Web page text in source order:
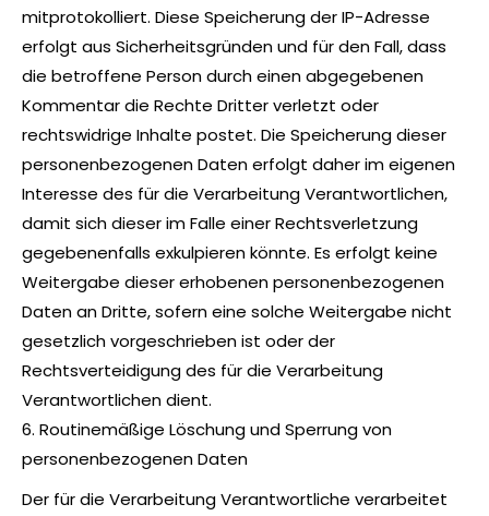
mitprotokolliert. Diese Speicherung der IP-Adresse
erfolgt aus Sicherheitsgründen und für den Fall, dass
die betroffene Person durch einen abgegebenen
Kommentar die Rechte Dritter verletzt oder
rechtswidrige Inhalte postet. Die Speicherung dieser
personenbezogenen Daten erfolgt daher im eigenen
Interesse des für die Verarbeitung Verantwortlichen,
damit sich dieser im Falle einer Rechtsverletzung
gegebenenfalls exkulpieren könnte. Es erfolgt keine
Weitergabe dieser erhobenen personenbezogenen
Daten an Dritte, sofern eine solche Weitergabe nicht
gesetzlich vorgeschrieben ist oder der
Rechtsverteidigung des für die Verarbeitung
Verantwortlichen dient.
6. Routinemäßige Löschung und Sperrung von
personenbezogenen Daten
Der für die Verarbeitung Verantwortliche verarbeitet